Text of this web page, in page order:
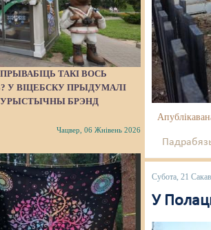
ТАКІ ВОСЬ
У ВІЦЕБСКУ ПРЫДУМАЛІ
БРЭНД
Чацвер, 06 Жнівень 2026
Субота, 21
У